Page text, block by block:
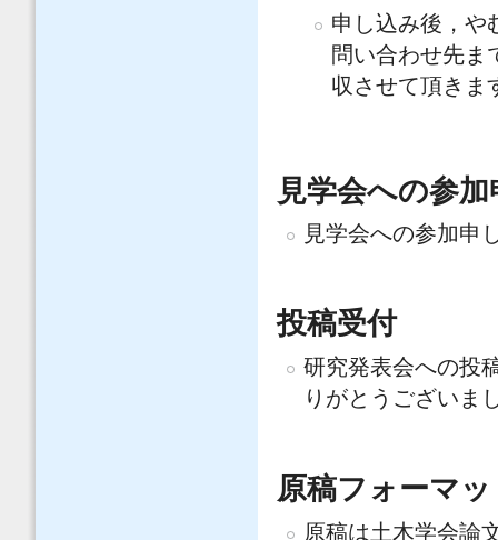
申し込み後，や
問い合わせ先ま
収させて頂きま
見学会への
見学会への参加申
投稿受付
研究発表会への投
りがとうございま
原稿フォーマ
原稿は土木学会論